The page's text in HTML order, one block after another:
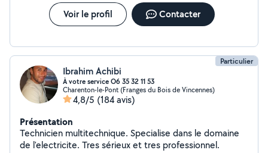
Voir le profil Contacter
Particulier
Ibrahim Achibi
À votre service O6 35 32 11 53
Charenton-le-Pont (Franges du Bois de Vincennes)
4,8/5 (184 avis)
Présentation
Technicien multitechnique. Specialise dans le domaine
de l'electricite. Tres sérieux et tres professionnel.